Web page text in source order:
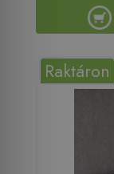
Raktáron